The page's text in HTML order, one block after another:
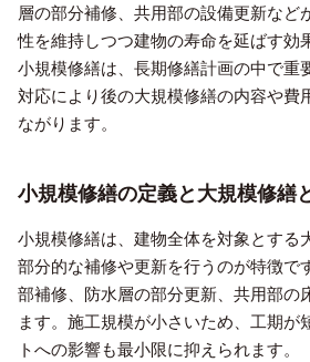
層の部分補修、共用部の設備更新など
性を維持しつつ建物の寿命を延ばす効
小規模修繕は、長期修繕計画の中で重
対応により後の大規模修繕の内容や費
ながります。
小規模修繕の定義と大規模修繕
小規模修繕は、建物全体を対象とする
部分的な補修や更新を行うのが特徴で
部補修、防水層の部分更新、共用部の
ます。施工規模が小さいため、工期が
トへの影響も最小限に抑えられます。